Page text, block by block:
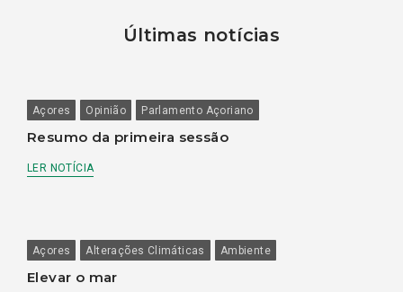
Últimas notícias
Açores Opinião Parlamento Açoriano
Resumo da primeira sessão
LER NOTÍCIA
Açores Alterações Climáticas Ambiente
Elevar o mar